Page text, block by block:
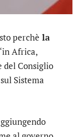
perchè la
Africa,
del Consiglio
Sistema